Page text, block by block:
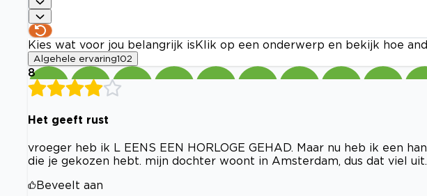
Kies wat voor jou belangrijk is Klik op een onderwerp en bekijk hoe
Algehele ervaring102
8
Het geeft rust
vroeger heb ik L EENS EEN HORLOGE GEHAD. Maar nu heb ik een
die je gekozen hebt. mijn dochter woont in Amsterdam, dus dat viel
Beveelt aan